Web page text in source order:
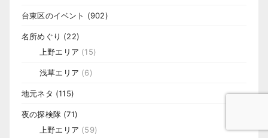
台東区のイベント (902)
名所めぐり (22)
上野エリア (15)
浅草エリア (6)
地元ネタ (115)
夜の探検隊 (71)
上野エリア (59)